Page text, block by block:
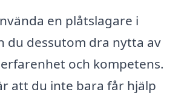
en plåtslagare i
du dessutom dra nytta av
och kompetens.
att du inte bara får hjälp